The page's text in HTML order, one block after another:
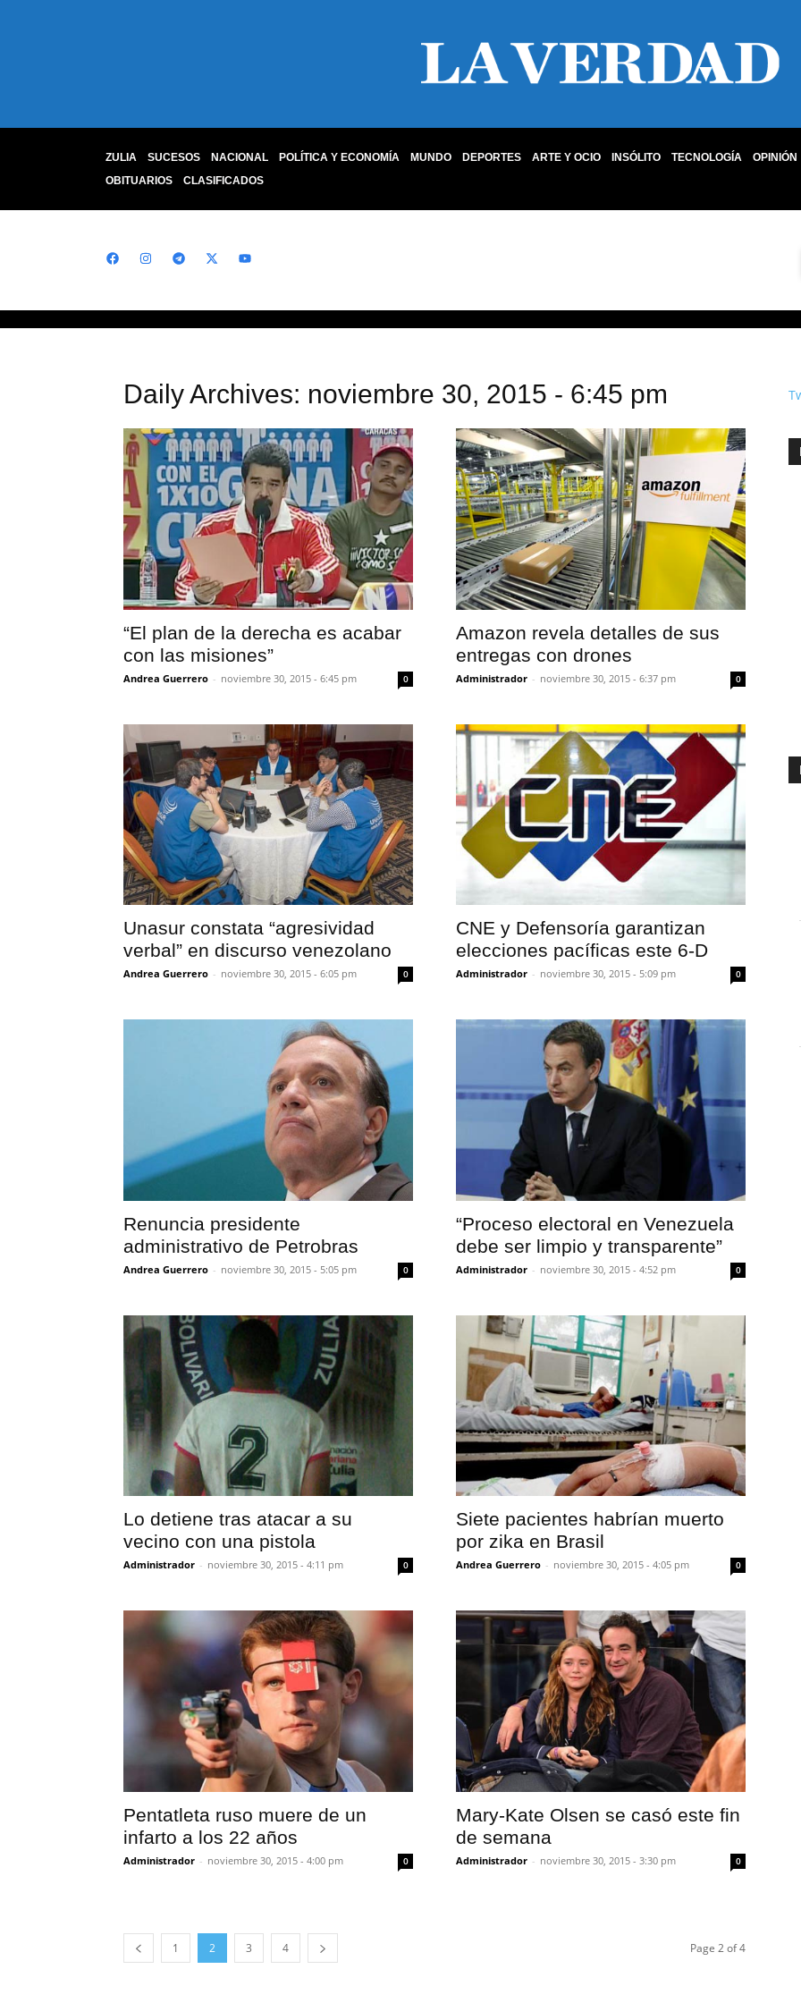
ZULIA SUCESOS NACIONAL POLÍTICA Y ECONOMÍA MUNDO DEPORTES ARTE Y OCIO INSÓLITO TECNOLOGÍA OPINIÓN
OBITUARIOS
CLASIFICADOS
Daily Archives: noviembre 30, 2015 - 6:45 pm
“El plan de la derecha es acabar
con las misiones”
Andrea Guerrero - noviembre 30, 2015 - 6:45 pm 0
Amazon revela detalles de sus
entregas con drones
Administrador - noviembre 30, 2015 - 6:37 pm 0
Unasur constata “agresividad
verbal” en discurso venezolano
Andrea Guerrero - noviembre 30, 2015 - 6:05 pm 0
CNE y Defensoría garantizan
elecciones pacíficas este 6-D
Administrador - noviembre 30, 2015 - 5:09 pm 0
Renuncia presidente
administrativo de Petrobras
Andrea Guerrero - noviembre 30, 2015 - 5:05 pm 0
“Proceso electoral en Venezuela
debe ser limpio y transparente”
Administrador - noviembre 30, 2015 - 4:52 pm 0
Lo detiene tras atacar a su
vecino con una pistola
Administrador - noviembre 30, 2015 - 4:11 pm 0
Siete pacientes habrían muerto
por zika en Brasil
Andrea Guerrero - noviembre 30, 2015 - 4:05 pm 0
Pentatleta ruso muere de un
infarto a los 22 años
Administrador - noviembre 30, 2015 - 4:00 pm 0
Mary-Kate Olsen se casó este fin
de semana
Administrador - noviembre 30, 2015 - 3:30 pm 0
1 2 3 4 Page 2 of 4